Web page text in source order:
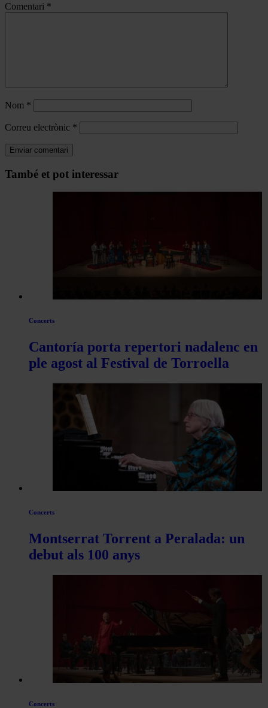
Comentari *
Nom *
Correu electrònic *
Navegar
També et pot interessar
Concerts
Cantoría porta repertori nadalenc en
ple agost al Festival de Torroella
Concerts
Montserrat Torrent a Peralada: un
debut als 100 anys
Concerts